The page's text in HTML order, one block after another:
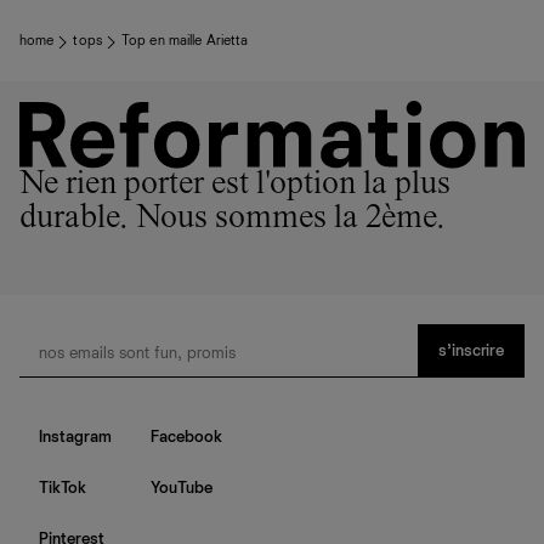
home tops Top en maille Arietta
Ne rien porter est l'option la plus
durable. Nous sommes la 2ème.
s’inscrire
Instagram Facebook
TikTok YouTube
Pinterest